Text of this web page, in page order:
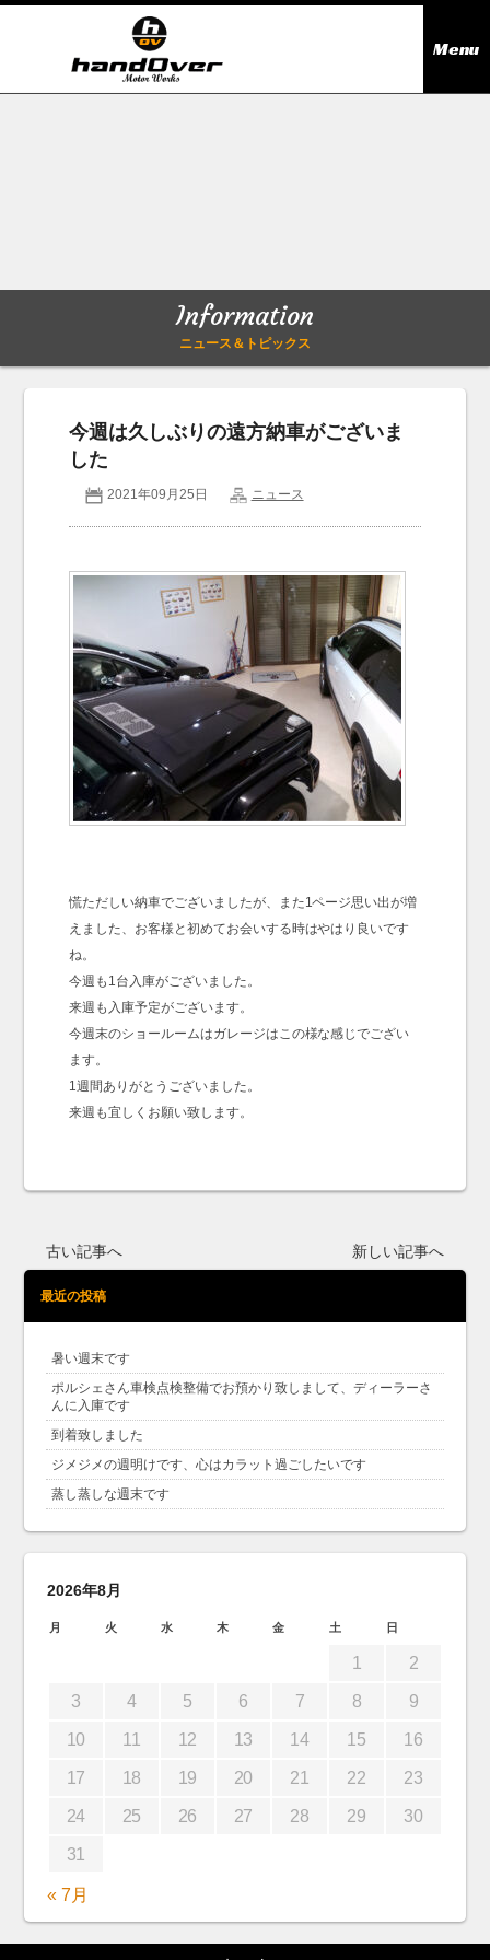
Menu
Company outline
会社概要
アクセス
お問い合わせ
Information
ニュース＆トピックス
今週は久しぶりの遠方納車がございま
した
2021年09月25日 ニュース
慌ただしい納車でございましたが、また1ページ思い出が増
えました、お客様と初めてお会いする時はやはり良いです
ね。
今週も1台入庫がございました。
来週も入庫予定がございます。
今週末のショールームはガレージはこの様な感じでござい
ます。
1週間ありがとうございました。
来週も宜しくお願い致します。
古い記事へ 新しい記事へ
最近の投稿
暑い週末です
ポルシェさん車検点検整備でお預かり致しまして、ディーラーさ
んに入庫です
到着致しました
ジメジメの週明けです、心はカラット過ごしたいです
蒸し蒸しな週末です
2026年8月
月 火 水 木 金 土 日
1 2
3 4 5 6 7 8 9
10 11 12 13 14 15 16
17 18 19 20 21 22 23
24 25 26 27 28 29 30
31
« 7月